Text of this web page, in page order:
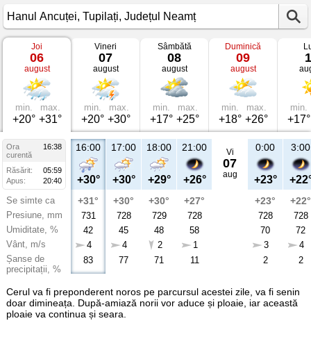
Vremea
Hanul
Ancuței
Tupilați,
Județul
Neamț
Joi
06
august
min.
+20°
max.
+31°
Vineri
07
august
min.
+20°
max.
+30°
Sâmbătă
08
august
min.
+17°
max.
+25°
Duminică
09
august
min.
+18°
max.
+26°
min.
+17°
Ora
16:38
curentă
Răsărit:
05:59
Apus:
20:40
Se simte ca
Presiune, mm
Umiditate, %
Vânt, m/s
Șanse de
precipitații, %
16:00
+30°
+31°
731
42
4
83
17:00
+30°
+30°
728
45
4
77
18:00
+29°
+30°
729
48
2
71
21:00
+26°
+27°
728
58
1
11
Vi
07
aug
0:00
+23°
+23°
728
70
3
2
3:00
+22°
728
72
4
2
Cerul va fi preponderent noros pe parcursul acestei zile, va fi senin
doar dimineața. După-amiază norii vor aduce și ploaie, iar această
ploaie va continua și seara.